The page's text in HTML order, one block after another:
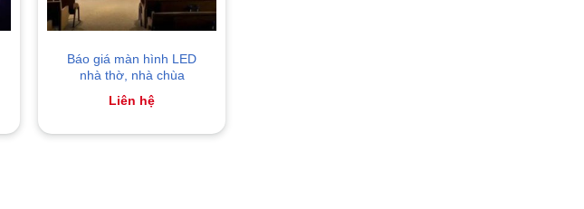
Báo giá màn hình LED
nhà thờ, nhà chùa
Liên hệ